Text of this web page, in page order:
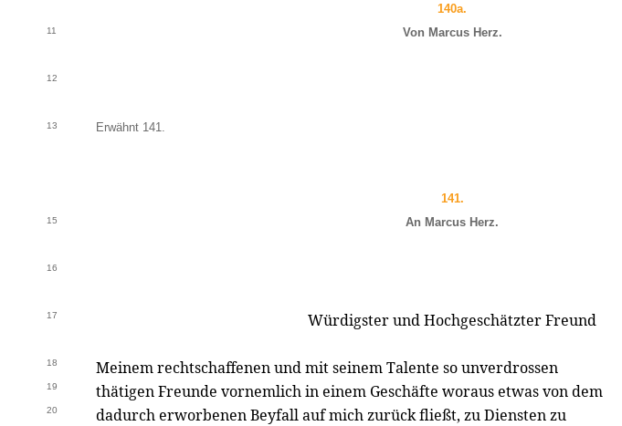
140a.
11 Von Marcus Herz.
12
13 Erwähnt 141.
141.
15 An Marcus Herz.
16
17 Würdigster und Hochgeschätzter Freund
18 Meinem rechtschaffenen und mit seinem Talente so unverdrossen
19 thätigen Freunde vornemlich in einem Geschäfte woraus etwas von dem
20 dadurch erworbenen Beyfall auf mich zurück fließt, zu Diensten zu